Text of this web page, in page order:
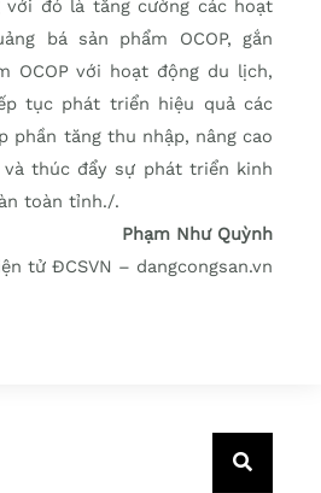
với đó là tăng cường các hoạt
bá sản phẩm OCOP, gắn
OCOP với hoạt động du lịch,
tục phát triển hiệu quả các
phần tăng thu nhập, nâng cao
thúc đẩy sự phát triển kinh
toàn tỉnh./.
Phạm Như Quỳnh
tử ĐCSVN – dangcongsan.vn